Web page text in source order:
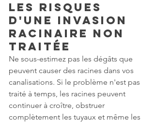
Les risques
d'une invasion
racinaire non
traitée
Ne sous-estimez pas les dégâts que
peuvent causer des racines dans vos
canalisations. Si le problème n'est pas
traité à temps, les racines peuvent
continuer à croître, obstruer
complètement les tuyaux et même les